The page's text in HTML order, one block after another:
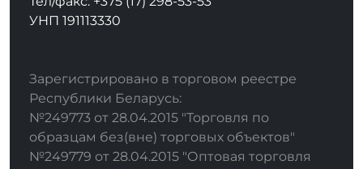
УНП 191113330
Зарегистрировано в торговом реестре
Республики Беларусь:
№249773 от 28.04.2015 "Торговля по
образцам без(вне) торговых объектов"
№249779 от 28.04.2015 "Оптовая торговля